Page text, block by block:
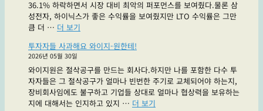
나
도
까
요?"
이
션
치
자"
36.1% 하락하면서 시장 대비 최악의 퍼포먼스를 보여줬다.물론 삼
성전자, 하이닉스가 좋은 수익률을 보여줬지만 LTO 수익률은 그만
큼 더 … 더 보기
큐
LTO
를
지
켜
투자자들 사과해요 와이지-원한테!
2026년 05월 30일
와이지원은 절삭공구를 만드는 회사다.하지만 나를 포함한 다수 투
자자들은 그 절삭공구가 얼마나 빈번한 주기로 교체되어야 하는지,
장비회사임에도 불구하고 기업들 상대로 얼마나 협상력을 보유하는
지에 대해서는 인지하고 있지 … 더 보기